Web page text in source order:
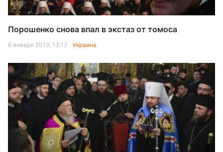
Порошенко снова впал в экстаз от томоса
6 января 2019, 13:17 Украина